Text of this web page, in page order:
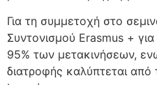
Για τη συμμετοχή στο
Συντονισμού Erasmus +
95% των μετακινήσεων,
διατροφής καλύπτεται από